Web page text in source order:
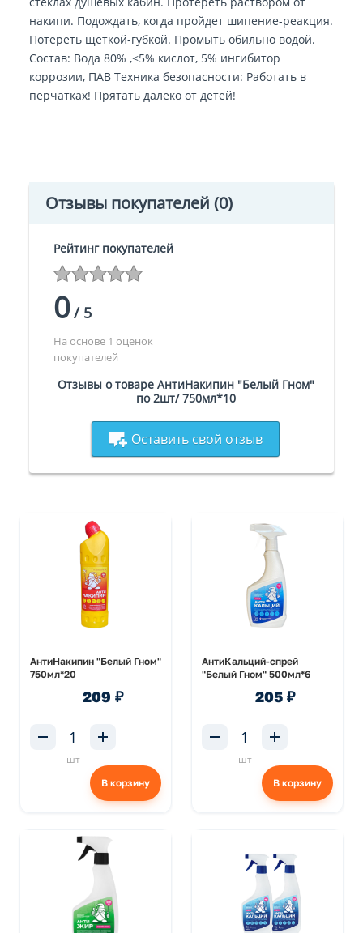
накипи. Подождать, когда пройдет шипение-реакция.
Потереть щеткой-губкой. Промыть обильно водой.
Состав: Вода 80% ,<5% кислот, 5% ингибитор
коррозии, ПАВ Техника безопасности: Работать в
перчатках! Прятать далеко от детей!
Отзывы покупателей (0)
Рейтинг покупателей
0/5
На основе 1 оценок
покупателей
Отзывы о товаре АнтиНакипин "Белый Гном"
по 2шт/ 750мл*10
Оставить свой отзыв
АнтиНакипин "Белый Гном"
750мл*20
209 ₽
шт
В корзину
АнтиКальций-спрей
"Белый Гном" 500мл*6
205 ₽
шт
В корзину